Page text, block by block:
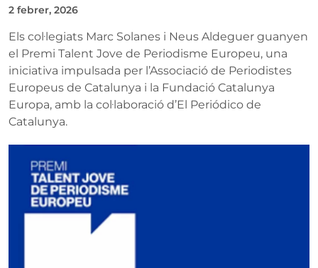
2 febrer, 2026
Els col·legiats Marc Solanes i Neus Aldeguer guanyen
el Premi Talent Jove de Periodisme Europeu, una
iniciativa impulsada per l’Associació de Periodistes
Europeus de Catalunya i la Fundació Catalunya
Europa, amb la col·laboració d’El Periódico de
Catalunya.